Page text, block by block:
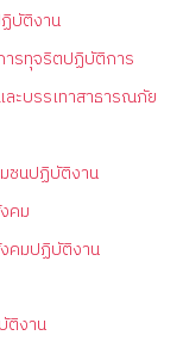
บัติงาน
ารทุจริตปฏิบัติการ
ะบรรเทาสาธารณภัย
ชนปฏิบัติงาน
คม
คมปฏิบัติงาน
ติงาน